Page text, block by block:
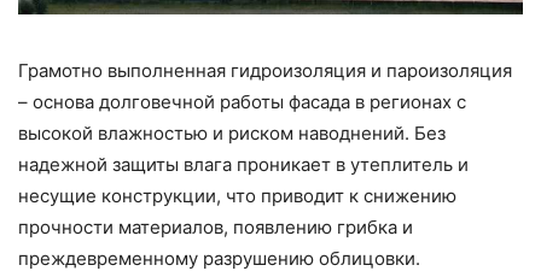
Грамотно выполненная гидроизоляция и пароизоляция
– основа долговечной работы фасада в регионах с
высокой влажностью и риском наводнений. Без
надежной защиты влага проникает в утеплитель и
несущие конструкции, что приводит к снижению
прочности материалов, появлению грибка и
преждевременному разрушению облицовки.